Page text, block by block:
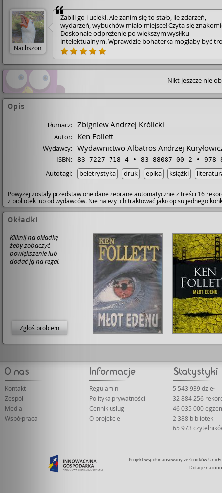
Nachszon
Zabili go i uciekł. Ale zanim się to stało, ile zdarzeń,
wydarzeń, wybuchów miało miejsce! Czyta się
Doskonałe odprężenie po większym wysiłku
intelektualnym. Wprawdzie bohaterka mogłaby być
silniejsza (fizycznie), trochę sprytniejsza, chociaż i tak
fachowcem wysokiej klasy. No, ale do pana Rambo na
szkolenie mogłaby się zgłosić, tylko że wtedy książka
pewnie krótsza. Raz dwa i załatwiłaby łobuza złoczyńcę
Nikt jeszcze nie
Opis
Tłumacz: Zbigniew Andrzej Królicki
Autor: Ken Follett
Wydawcy: Wydawnictwo Albatros Andrzej
ISBN: 83-7227-718-4 83-88087-00-2 978-
Autotagi: beletrystyka druk epika książki
Powyżej zostały przedstawione dane zebrane automatycznie z treści 16
z bibliotek lub od wydawców. Nie należy ich traktować jako opisu jednego
Okładki
Kliknij na okładkę
żeby zobaczyć
powiększenie lub
dodać ją na regał.
Zgłoś problem
Kontakt
Zespół
Media
Współpraca
Regulamin
Polityka prywatności
Cennik usług
O projekcie
5 543 939 dzieł
32 884 256
46 035 000
2 388 bibliotek
65 973
Projekt współfinansowany ze środków Unii
Dotacje na